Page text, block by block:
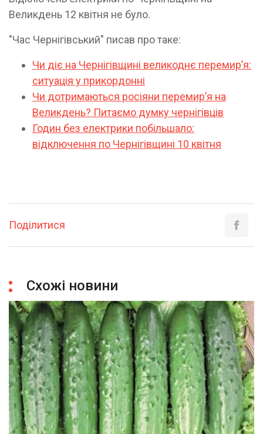
Великдень 12 квітня не було.
"Час Чернігівський" писав про таке:
Чи діє на Чернігівщині великоднє перемирʼя:
ситуація у прикордонні
Чи дотримаються росіяни перемирʼя на
Великдень? Питаємо думку чернігівців
Годин без електрики побільшало:
відключення по Чернігівщині 10 квітня
Поділитися
Схожі новини